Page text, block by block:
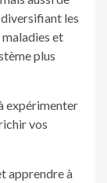
les
maladies et
plus
expérimenter
vos
apprendre à